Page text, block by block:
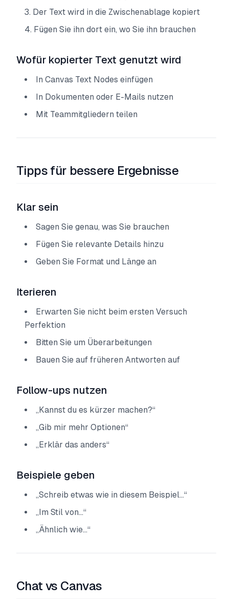
Der Text wird in die Zwischenablage kopiert
Fügen Sie ihn dort ein, wo Sie ihn brauchen
Wofür kopierter Text genutzt wird
In Canvas Text Nodes einfügen
In Dokumenten oder E-Mails nutzen
Mit Teammitgliedern teilen
Tipps für bessere Ergebnisse
Klar sein
Sagen Sie genau, was Sie brauchen
Fügen Sie relevante Details hinzu
Geben Sie Format und Länge an
Iterieren
Erwarten Sie nicht beim ersten Versuch
Perfektion
Bitten Sie um Überarbeitungen
Bauen Sie auf früheren Antworten auf
Follow-ups nutzen
„Kannst du es kürzer machen?“
„Gib mir mehr Optionen“
„Erklär das anders“
Beispiele geben
„Schreib etwas wie in diesem Beispiel...“
„Im Stil von...“
„Ähnlich wie...“
Chat vs Canvas